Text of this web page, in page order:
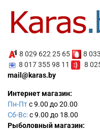
8 029 622 25 65
8
8 017 355 98 11
8
mail@karas.by
Интернет магазин:
Пн-Птс 9.00 до 20.00
Сб-Вс:с 9.00 до 18.00
Рыболовный магазин: